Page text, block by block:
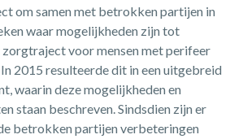
om samen met betrokken partijen in
waar mogelijkheden zijn tot
voor mensen met perifeer
2015 resulteerde dit in een uitgebreid
waarin deze mogelijkheden en
staan beschreven. Sindsdien zijn er
betrokken partijen verbeteringen